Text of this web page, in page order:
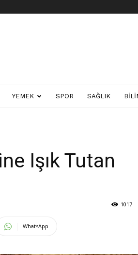
YEMEK SPOR SAĞLIK
Işık Tutan
1017
WhatsApp